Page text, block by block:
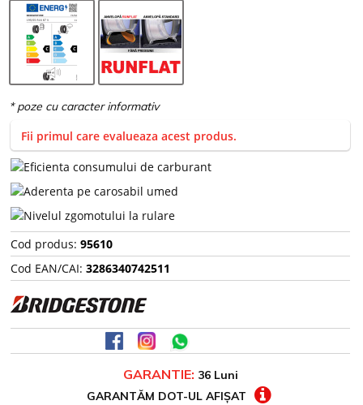
Fii primul care evalueaza acest produs.
Cod produs: 95610
Cod EAN/CAI: 3286340742511
GARANTIE: 36 Luni
GARANTĂM DOT-UL AFIȘAT